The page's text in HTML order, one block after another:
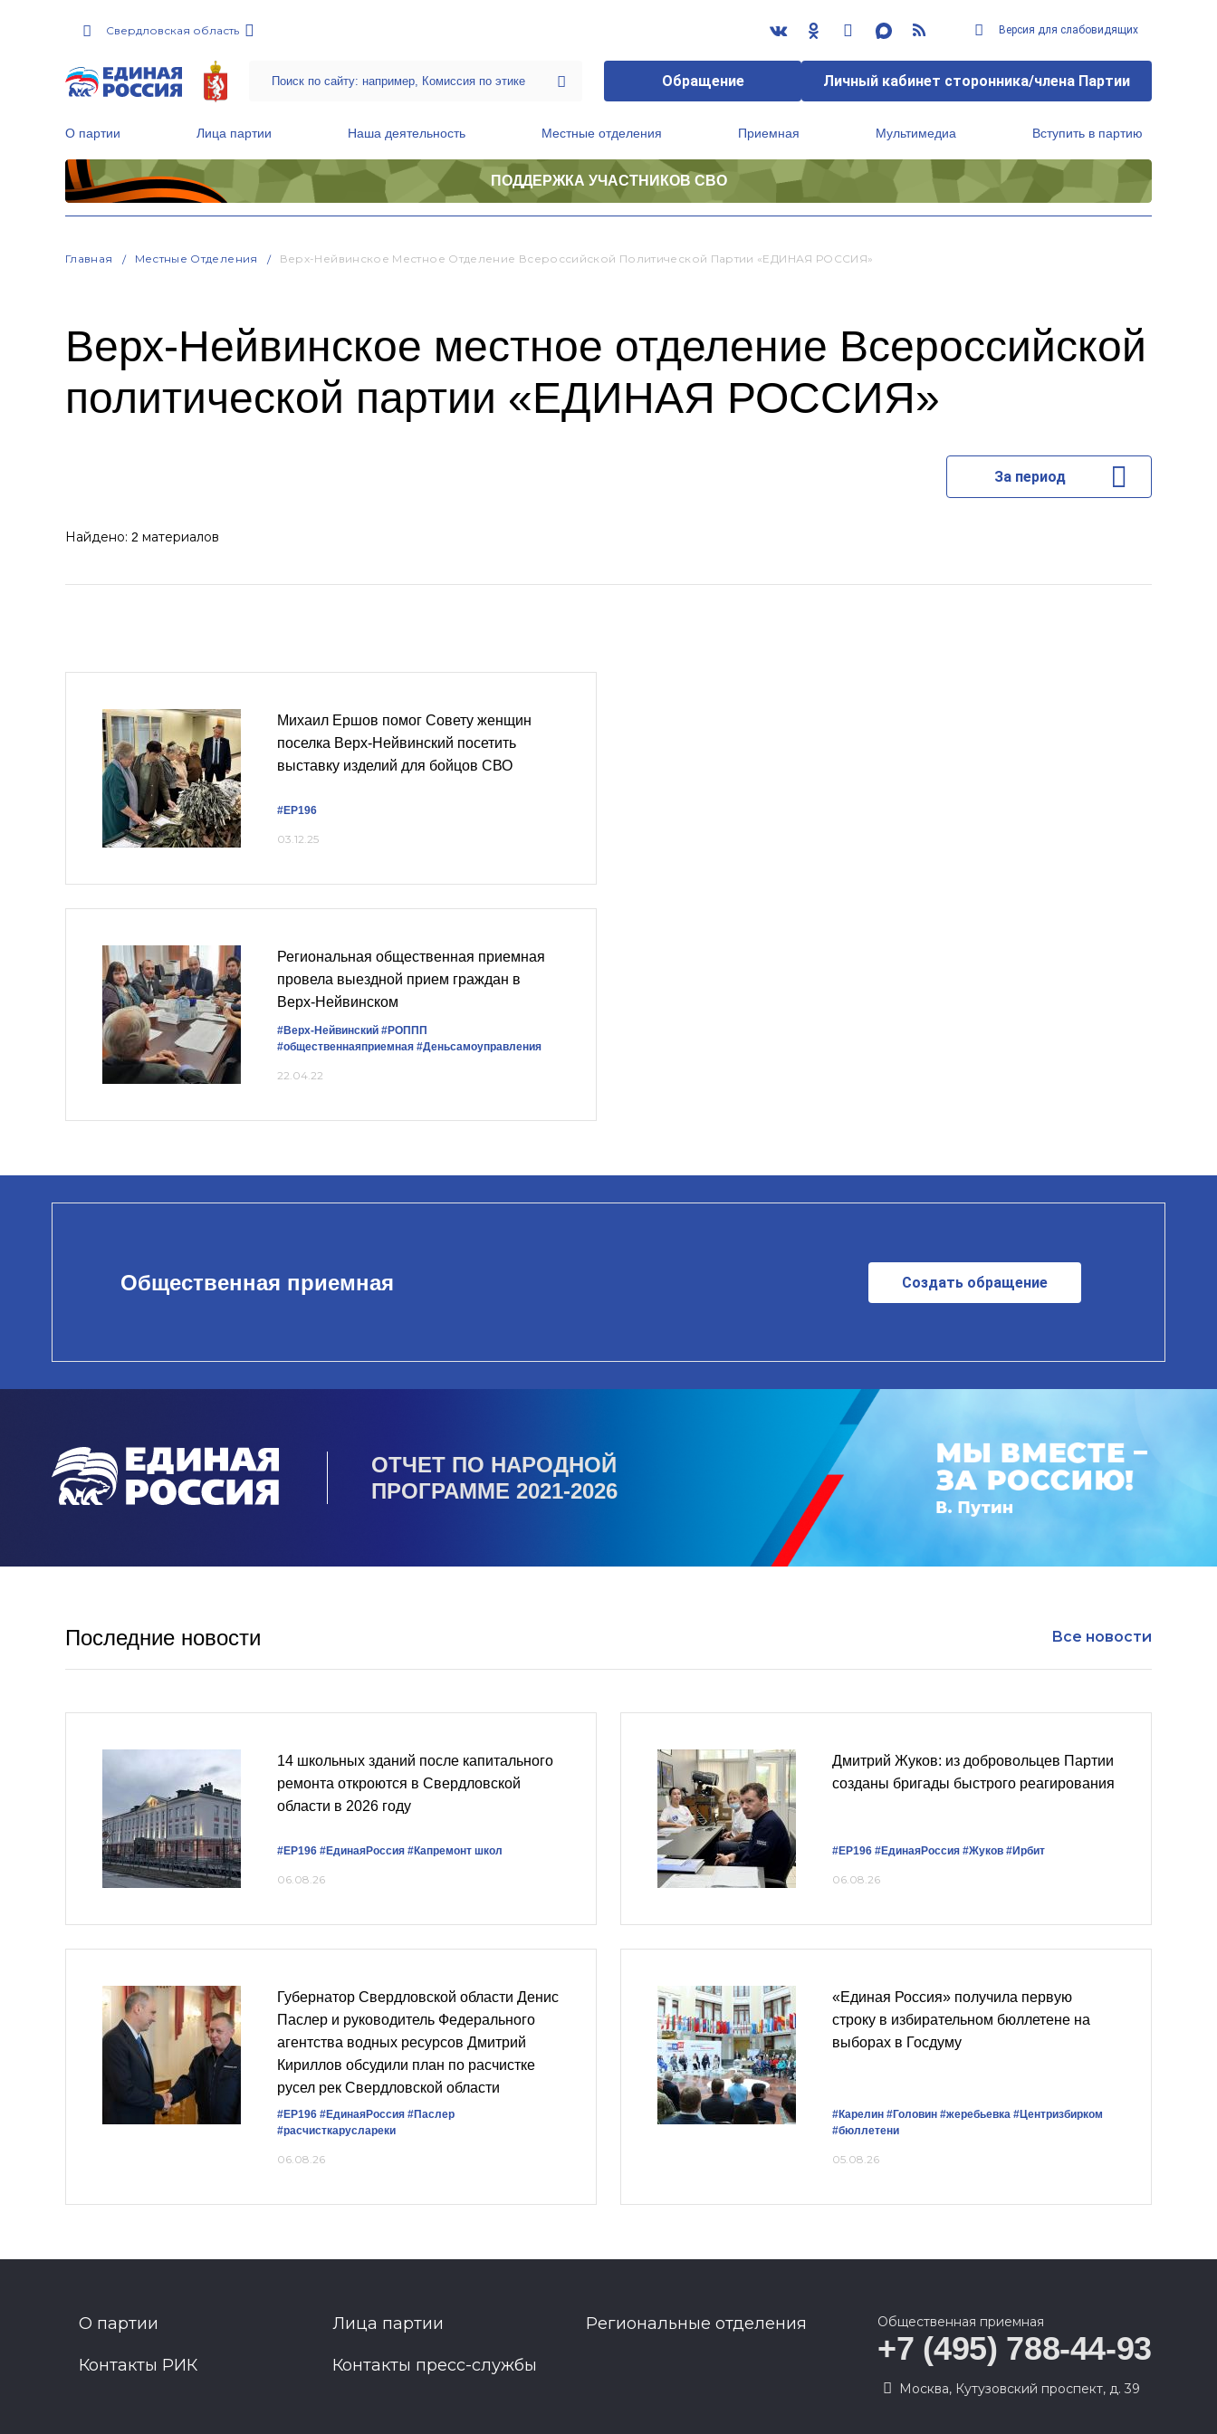
Свердловская область Версия для слабовидящих
Обращение Личный кабинет сторонника/члена Партии
О партии Лица партии Наша деятельность Местные отделения Приемная Мультимедиа Вступить в партию
ПОДДЕРЖКА УЧАСТНИКОВ СВО
Главная Местные Отделения Верх-Нейвинское Местное Отделение Всероссийской Политической Партии «ЕДИНАЯ РОССИЯ»
Верх-Нейвинское местное отделение Всероссийской
политической партии «ЕДИНАЯ РОССИЯ»
За период
Найдено: 2 материалов
Михаил Ершов помог Совету женщин
поселка Верх-Нейвинский посетить
выставку изделий для бойцов СВО
#ЕР196
03.12.25
Региональная общественная приемная
провела выездной прием граждан в
Верх-Нейвинском
#Верх-Нейвинский #РОППП
#общественнаяприемная #Деньсамоуправления
22.04.22
Общественная приемная Создать обращение
ОТЧЕТ ПО НАРОДНОЙ
ПРОГРАММЕ 2021-2026
Последние новости Все новости
14 школьных зданий после капитального
ремонта откроются в Свердловской
области в 2026 году
#ЕР196 #ЕдинаяРоссия #Капремонт школ
06.08.26
Дмитрий Жуков: из добровольцев Партии
созданы бригады быстрого реагирования
#ЕР196 #‎ЕдинаяРоссия #Жуков #Ирбит
06.08.26
Губернатор Свердловской области Денис
Паслер и руководитель Федерального
агентства водных ресурсов Дмитрий
Кириллов обсудили план по расчистке
русел рек Свердловской области
#ЕР196 #ЕдинаяРоссия #Паслер
#расчисткаруслареки
06.08.26
«Единая Россия» получила первую
строку в избирательном бюллетене на
выборах в Госдуму
#Карелин #Головин #жеребьевка #Центризбирком
#бюллетени
05.08.26
О партии Лица партии Региональные отделения
Контакты РИК Контакты пресс-службы
Общественная приемная
+7 (495) 788-44-93
Москва, Кутузовский проспект, д. 39